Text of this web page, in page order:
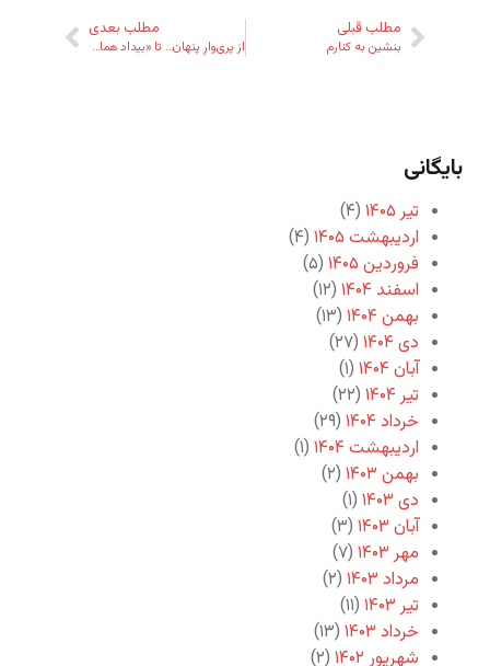
مطلب قبلی
بنشین به کنارم
مطلب بعدی
از پری‌وارِ پنهان… تا «بیداد همایونی»!
بایگانی
تیر ۱۴۰۵
(۴)
اردیبهشت ۱۴۰۵
(۴)
فروردین ۱۴۰۵
(۵)
اسفند ۱۴۰۴
(۱۲)
بهمن ۱۴۰۴
(۱۳)
دی ۱۴۰۴
(۲۷)
آبان ۱۴۰۴
(۱)
تیر ۱۴۰۴
(۲۲)
خرداد ۱۴۰۴
(۲۹)
اردیبهشت ۱۴۰۴
(۱)
بهمن ۱۴۰۳
(۲)
دی ۱۴۰۳
(۱)
آبان ۱۴۰۳
(۳)
مهر ۱۴۰۳
(۷)
مرداد ۱۴۰۳
(۲)
تیر ۱۴۰۳
(۱۱)
خرداد ۱۴۰۳
(۱۳)
شهریور ۱۴۰۲
(۲)